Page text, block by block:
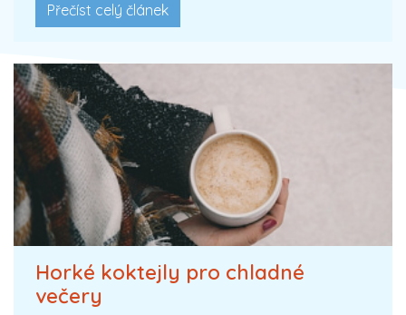
Přečíst celý článek
Horké koktejly pro chladné
večery